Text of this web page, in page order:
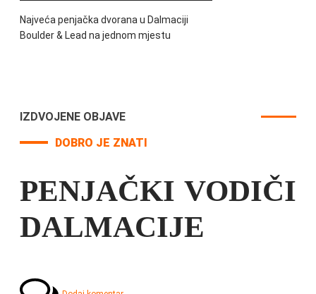
Najveća penjačka dvorana u Dalmaciji
Boulder & Lead na jednom mjestu
IZDVOJENE OBJAVE
DOBRO JE ZNATI
PENJAČKI VODIČI
DALMACIJE